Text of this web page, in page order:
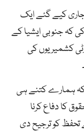
جاری کیے گئے ایک
کی کہ جنوبی ایشیا کے
کشمیریوں کی
کہ ہمارے کتنے ہی
کا دفاع کرنا
تحفظ کو ترجیح دی